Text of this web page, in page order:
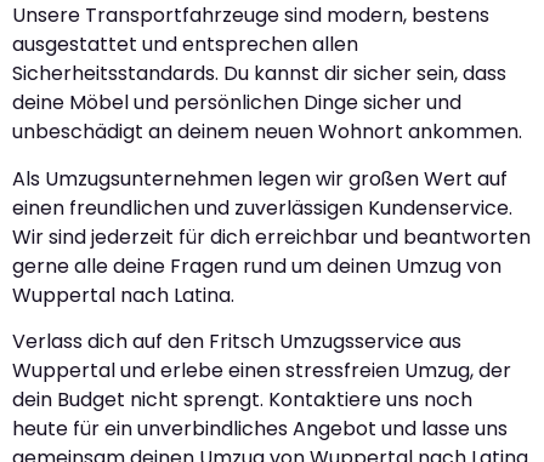
Unsere Transportfahrzeuge sind modern, bestens
ausgestattet und entsprechen allen
Sicherheitsstandards. Du kannst dir sicher sein, dass
deine Möbel und persönlichen Dinge sicher und
unbeschädigt an deinem neuen Wohnort ankommen.
Als Umzugsunternehmen legen wir großen Wert auf
einen freundlichen und zuverlässigen Kundenservice.
Wir sind jederzeit für dich erreichbar und beantworten
gerne alle deine Fragen rund um deinen Umzug von
Wuppertal nach Latina.
Verlass dich auf den Fritsch Umzugsservice aus
Wuppertal und erlebe einen stressfreien Umzug, der
dein Budget nicht sprengt. Kontaktiere uns noch
heute für ein unverbindliches Angebot und lasse uns